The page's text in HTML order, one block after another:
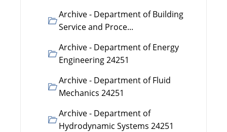
Archive - Department of Building
Service and Proce...
Archive - Department of Energy
Engineering 24251
Archive - Department of Fluid
Mechanics 24251
Archive - Department of
Hydrodynamic Systems 24251